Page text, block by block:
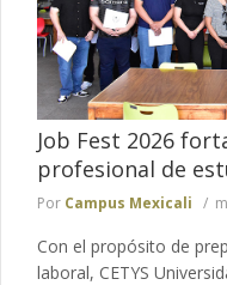
Job Fest 2026
profesional de
Por Campus Mexicali
Con el propósito de
laboral, CETYS